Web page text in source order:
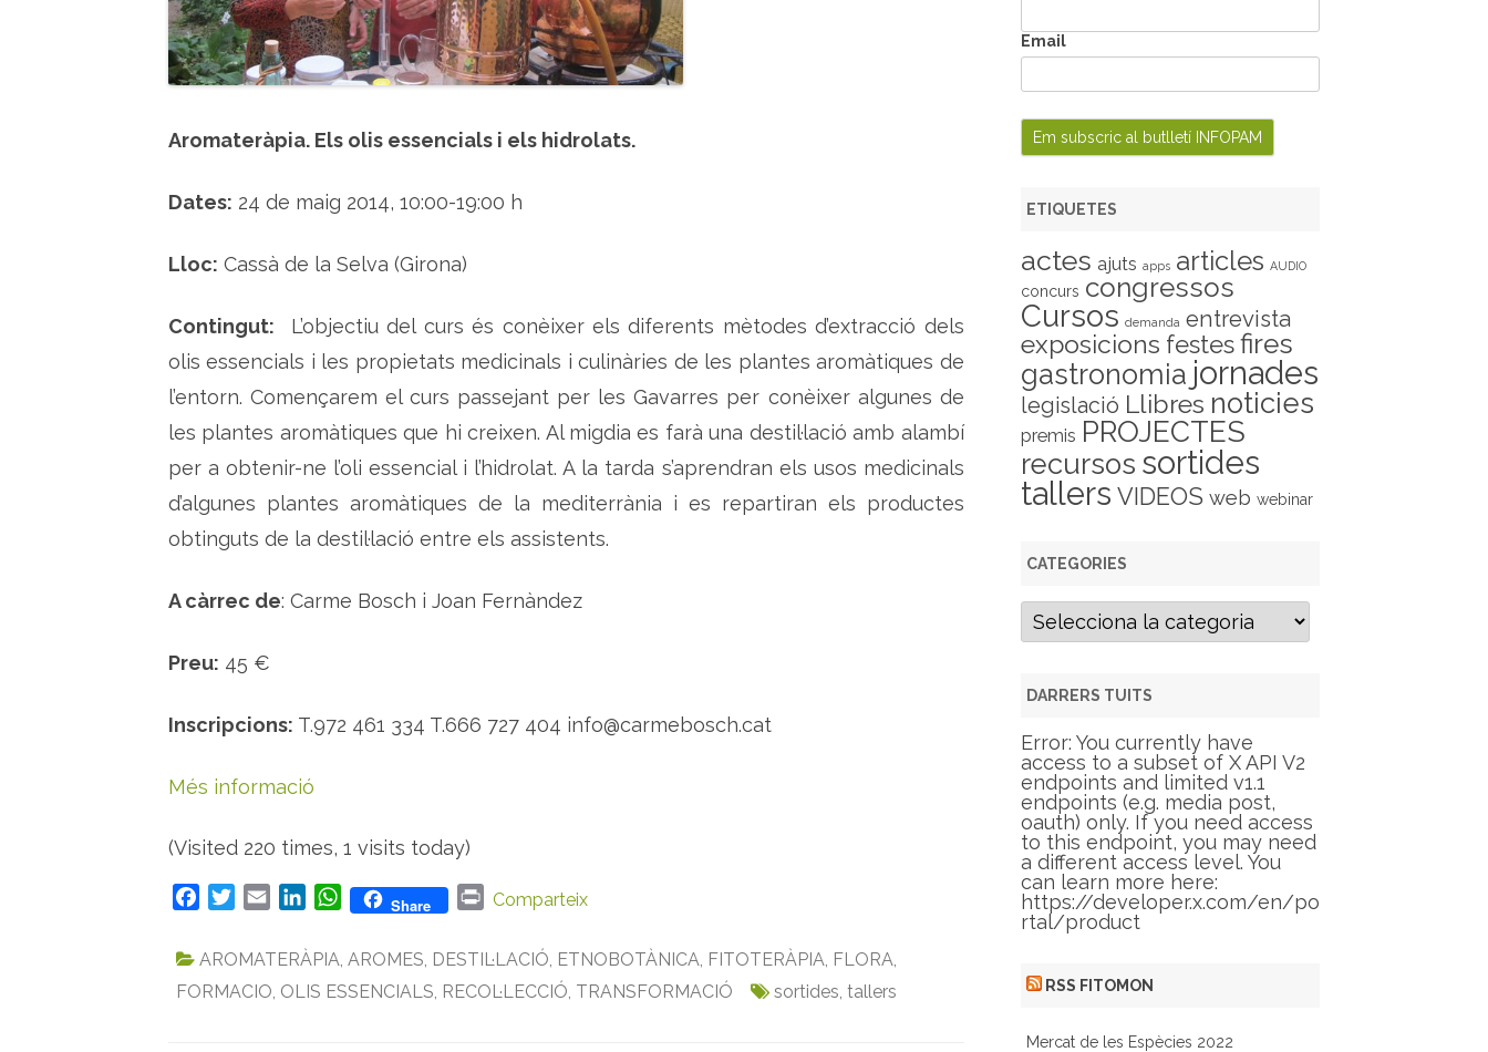
c
i
ó
d
'
o
s
Aromateràpia. Els olis essencials i els hidrolats.
Dates: 24 de maig 2014, 10:00-19:00 h
Lloc: Cassà de la Selva (Girona)
Contingut: L’objectiu del curs és conèixer els diferents mètodes d’extracció dels
olis essencials i les propietats medicinals i culinàries de les plantes aromàtiques de
l’entorn. Començarem el curs passejant per les Gavarres per conèixer algunes de
les plantes aromàtiques que hi creixen. Al migdia es farà una destil·lació amb alambí
per a obtenir-ne l’oli essencial i l’hidrolat. A la tarda s’aprendran els usos medicinals
d’algunes plantes aromàtiques de la mediterrània i es repartiran els productes
obtinguts de la destil·lació entre els assistents.
A càrrec de: Carme Bosch i Joan Fernàndez
Preu: 45 €
Inscripcions: T.972 461 334 T.666 727 404 info@carmebosch.cat
Més informació
(Visited 220 times, 1 visits today)
c
b
t
a
l
n
e
W
s
Share
P
i
t
Comparteix
AROMATERÀPIA AROMES DESTIL·LACIÓ ETNOBOTÀNICA FITOTERÀPIA FLORA
FORMACIO OLIS ESSENCIALS RECOL·LECCIÓ TRANSFORMACIÓ sortides tallers
Email
ETIQUETES
actes ajuts apps articles AUDIO
concurs congressos
Cursos demanda entrevista
exposicions festes fires
gastronomia jornades
legislació Llibres noticies
premis PROJECTES
recursos sortides
tallers VIDEOS web webinar
CATEGORIES
C
g
r
i
e
s
DARRERS TUITS
Error: You currently have
access to a subset of X API V2
endpoints and limited v1.1
endpoints (e.g. media post,
oauth) only. If you need access
to this endpoint, you may need
a different access level. You
can learn more here:
https://developer.x.com/en/po
rtal/product
RSS FITOMON
Mercat de les Espècies 2022